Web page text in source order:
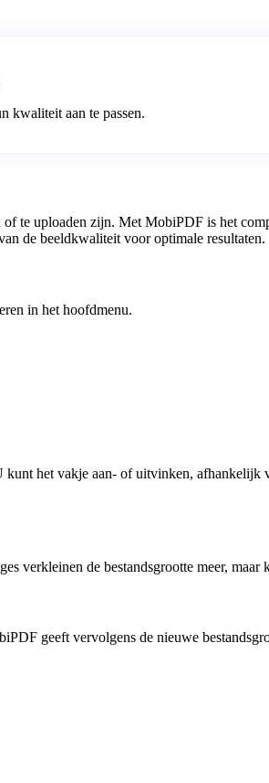
kwaliteit aan te passen.
te uploaden zijn. Met MobiPDF is het
de beeldkwaliteit voor optimale resultaten.
in het hoofdmenu.
het vakje aan- of uitvinken, afhankelijk
verkleinen de bestandsgrootte meer,
geeft vervolgens de nieuwe